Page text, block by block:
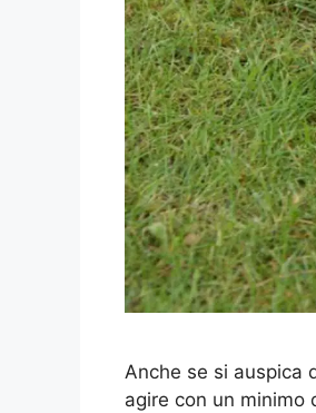
Anche se si auspica
agire con un minimo